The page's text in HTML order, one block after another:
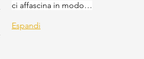
ci affascina in modo…
Espandi